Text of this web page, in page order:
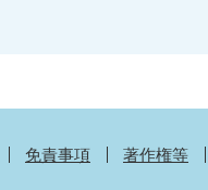
免責事項 著作権等